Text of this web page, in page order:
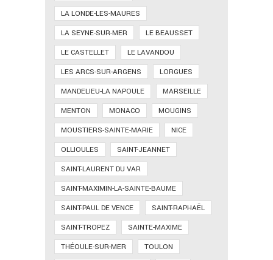
LA LONDE-LES-MAURES
LA SEYNE-SUR-MER
LE BEAUSSET
LE CASTELLET
LE LAVANDOU
LES ARCS-SUR-ARGENS
LORGUES
MANDELIEU-LA NAPOULE
MARSEILLE
MENTON
MONACO
MOUGINS
MOUSTIERS-SAINTE-MARIE
NICE
OLLIOULES
SAINT-JEANNET
SAINT-LAURENT DU VAR
SAINT-MAXIMIN-LA-SAINTE-BAUME
SAINT-PAUL DE VENCE
SAINT-RAPHAËL
SAINT-TROPEZ
SAINTE-MAXIME
THÉOULE-SUR-MER
TOULON